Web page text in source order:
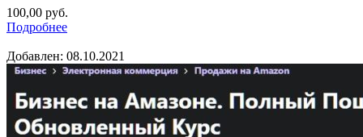
100,00 руб.
Подробнее
Добавлен: 08.10.2021